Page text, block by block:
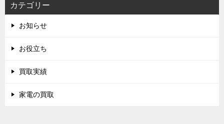
カテゴリー
お知らせ
お役立ち
買取実績
家電の買取